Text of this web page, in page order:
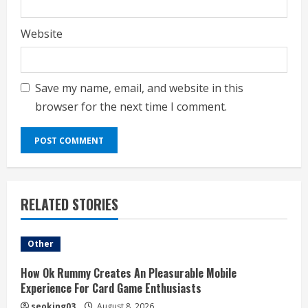
Website
Save my name, email, and website in this
browser for the next time I comment.
RELATED STORIES
Other
How Ok Rummy Creates An Pleasurable Mobile
Experience For Card Game Enthusiasts